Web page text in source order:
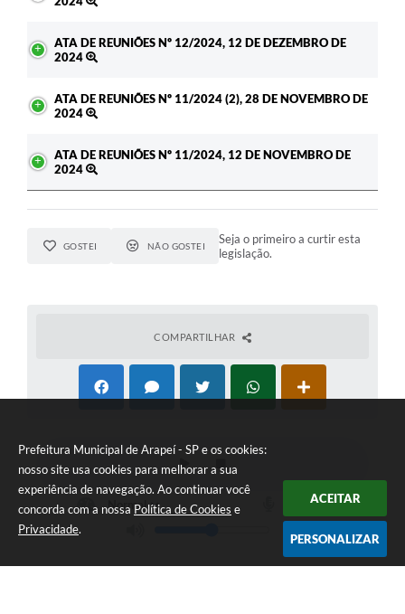
Prefeitura Municipal de Arapeí - SP e os cookies:
nosso site usa cookies para melhorar a sua
experiência de navegação. Ao continuar você
concorda com a nossa Política de Cookies e
Privacidade.
ACEITAR
PERSONALIZAR
ATA DE REUNIÕES Nº 12/2024, 12 DE DEZEMBRO DE
2024
ATA DE REUNIÕES Nº 11/2024 (2), 28 DE NOVEMBRO DE
2024
ATA DE REUNIÕES Nº 11/2024, 12 DE NOVEMBRO DE
2024
GOSTEI NÃO GOSTEI
Seja o primeiro a curtir esta
legislação.
COMPARTILHAR